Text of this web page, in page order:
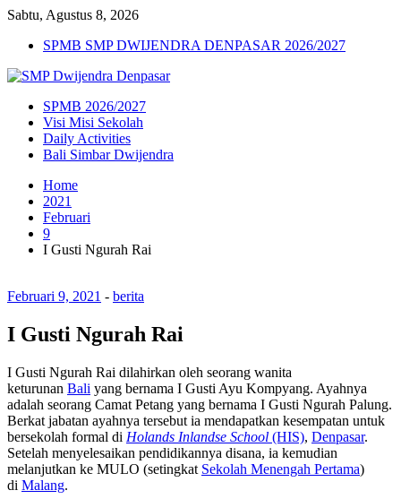
Sabtu, Agustus 8, 2026
SPMB SMP DWIJENDRA DENPASAR 2026/2027
SPMB 2026/2027
Visi Misi Sekolah
Daily Activities
Bali Simbar Dwijendra
Home
2021
Februari
9
I Gusti Ngurah Rai
Februari 9, 2021 - berita
I Gusti Ngurah Rai
I Gusti Ngurah Rai dilahirkan oleh seorang wanita
keturunan Bali yang bernama I Gusti Ayu Kompyang. Ayahnya
adalah seorang Camat Petang yang bernama I Gusti Ngurah Palung.
Berkat jabatan ayahnya tersebut ia mendapatkan kesempatan untuk
bersekolah formal di Holands Inlandse School (HIS), Denpasar.
Setelah menyelesaikan pendidikannya disana, ia kemudian
melanjutkan ke MULO (setingkat Sekolah Menengah Pertama)
di Malang.